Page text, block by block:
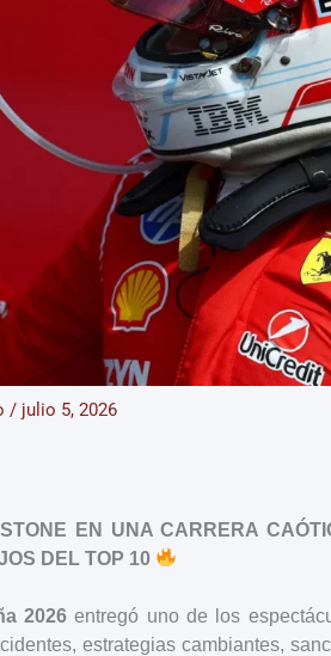
/ julio 5, 2026
EN UNA CARRERA
DEL TOP 10
2026 entregó uno de los
estrategias cambiantes,